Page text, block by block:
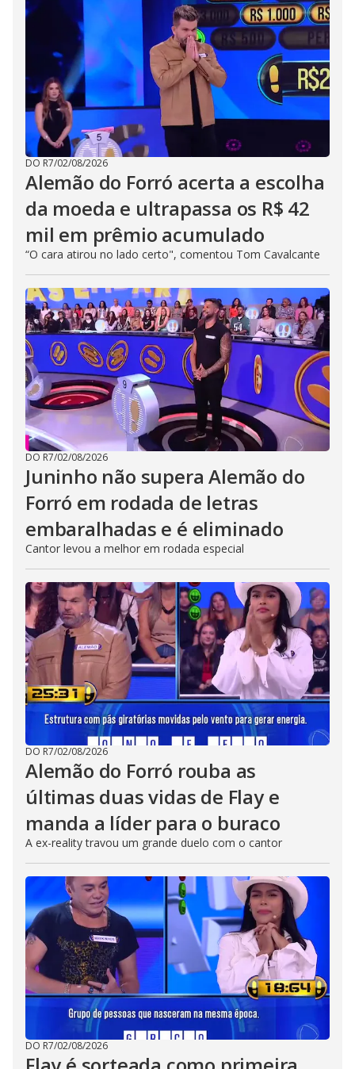
DO R7/02/08/2026
Alemão do Forró acerta a escolha
da moeda e ultrapassa os R$ 42
mil em prêmio acumulado
“O cara atirou no lado certo", comentou Tom Cavalcante
DO R7/02/08/2026
Juninho não supera Alemão do
Forró em rodada de letras
embaralhadas e é eliminado
Cantor levou a melhor em rodada especial
DO R7/02/08/2026
Alemão do Forró rouba as
últimas duas vidas de Flay e
manda a líder para o buraco
A ex-reality travou um grande duelo com o cantor
DO R7/02/08/2026